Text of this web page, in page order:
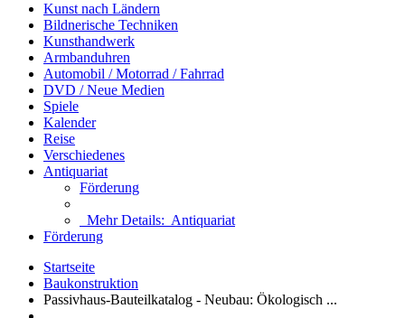
Kunst nach Ländern
Bildnerische Techniken
Kunsthandwerk
Armbanduhren
Automobil / Motorrad / Fahrrad
DVD / Neue Medien
Spiele
Kalender
Reise
Verschiedenes
Antiquariat
Förderung
Mehr Details: Antiquariat
Förderung
Startseite
Baukonstruktion
Passivhaus-Bauteilkatalog - Neubau: Ökologisch ...